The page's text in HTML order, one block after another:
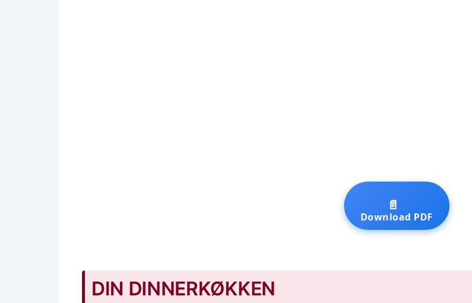
📄
Download PDF
DIN DINNERKØKKEN